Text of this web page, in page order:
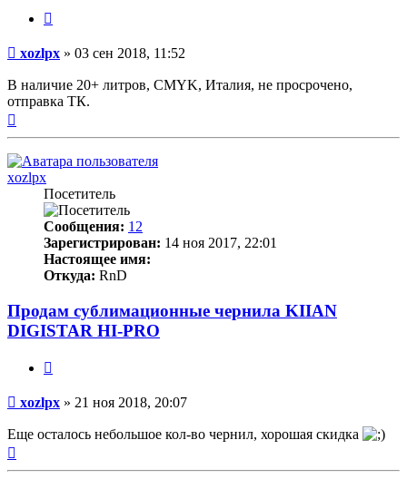
Непрочитанное
сообщение
xozlpx » 03 сен 2018, 11:52
В наличие 20+ литров, CMYK, Италия, не просрочено,
отправка ТК.
xozlpx
Посетитель
Сообщения: 12
Зарегистрирован: 14 ноя 2017, 22:01
Настоящее имя:
Откуда: RnD
Продам сублимационные чернила KIIAN
DIGISTAR HI-PRO
Непрочитанное
сообщение
xozlpx » 21 ноя 2018, 20:07
Еще осталось небольшое кол-во чернил, хорошая скидка